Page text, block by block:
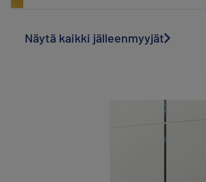
Näytä kaikki jälleenmyyjät